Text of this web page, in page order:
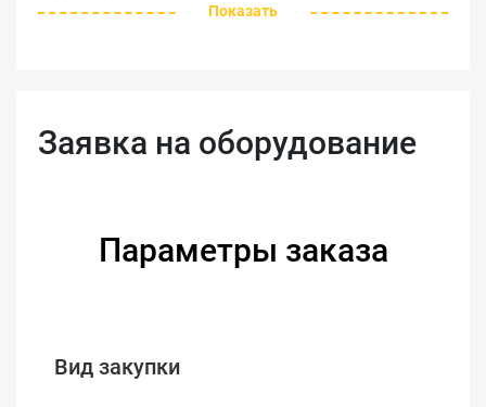
Показать
Заявка на оборудование
Параметры заказа
Вид закупки